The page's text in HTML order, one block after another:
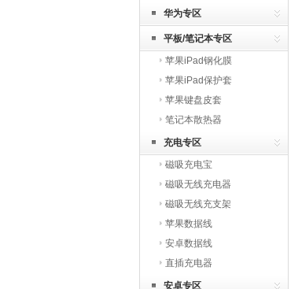
华为专区
平板/笔记本专区
苹果iPad钢化膜
苹果iPad保护套
苹果键盘皮套
笔记本散热器
充电专区
磁吸充电宝
磁吸无线充电器
磁吸无线充支架
苹果数据线
安卓数据线
直插充电器
安卓专区